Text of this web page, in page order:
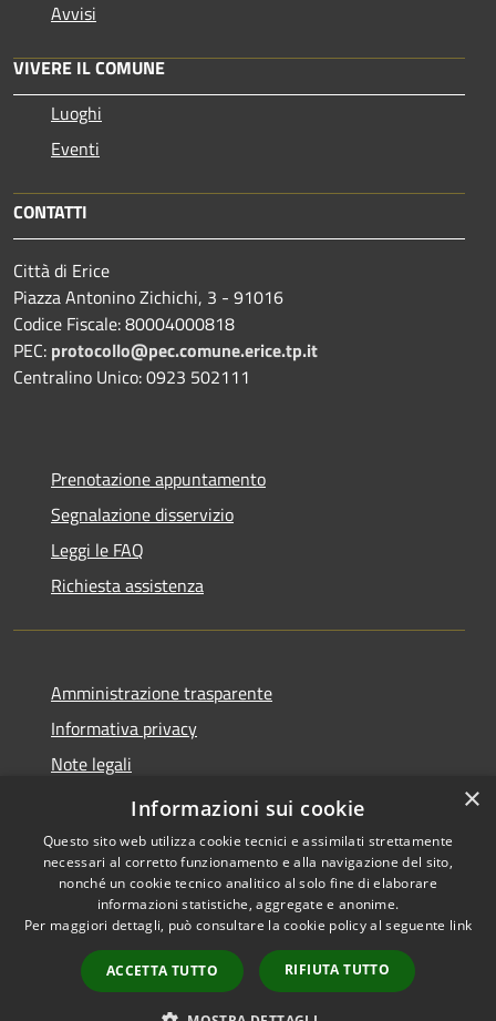
Avvisi
VIVERE IL COMUNE
Luoghi
Eventi
CONTATTI
Città di Erice
Piazza Antonino Zichichi, 3 - 91016
Codice Fiscale: 80004000818
PEC: protocollo@pec.comune.erice.tp.it
Centralino Unico: 0923 502111
Prenotazione appuntamento
Segnalazione disservizio
Leggi le FAQ
Richiesta assistenza
Amministrazione trasparente
Informativa privacy
Note legali
Dichiarazione di accessibilità
Accessibilità
Copyright © 2026 • Città di
Erice • Powered by
Municipium•
Accesso
redazione
×
Informazioni sui cookie
Questo sito web utilizza cookie tecnici e assimilati strettamente
necessari al corretto funzionamento e alla navigazione del sito,
nonché un cookie tecnico analitico al solo fine di elaborare
informazioni statistiche, aggregate e anonime.
Per maggiori dettagli, può consultare la cookie policy al seguente link
ACCETTA TUTTO RIFIUTA TUTTO